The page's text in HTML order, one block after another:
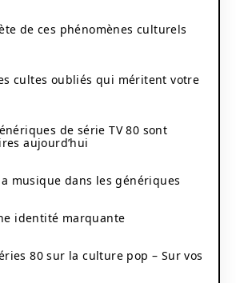
de ces phénomènes culturels
cultes oubliés qui méritent votre
de série TV 80 sont
aujourd’hui
musique dans les génériques
identité marquante
80 sur la culture pop – Sur vos